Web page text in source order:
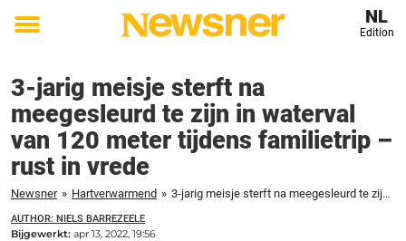
Toggle
NL
Edition
3-jarig meisje sterft na
meegesleurd te zijn in waterval
van 120 meter tijdens familietrip –
rust in vrede
Newsner » Hartverwarmend » 3-jarig meisje sterft na meegesleurd te zijn in waterval van 120 meter tijdens familietrip - rust in vrede
AUTHOR: NIELS BARREZEELE
Bijgewerkt: apr 13, 2022, 19:56